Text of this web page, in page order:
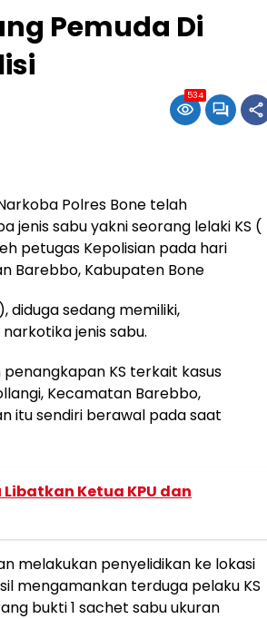
Pemuda Di
534
Polres Bone telah
sabu yakni seorang lelaki KS (
petugas Kepolisian pada hari
Barebbo, Kabupaten Bone
diduga sedang memiliki,
jenis sabu.
KS terkait kasus
Kecamatan Barebbo,
itu sendiri berawal pada saat
Ketua KPU dan
melakukan penyelidikan ke lokasi
mengamankan terduga pelaku KS
bukti 1 sachet sabu ukuran